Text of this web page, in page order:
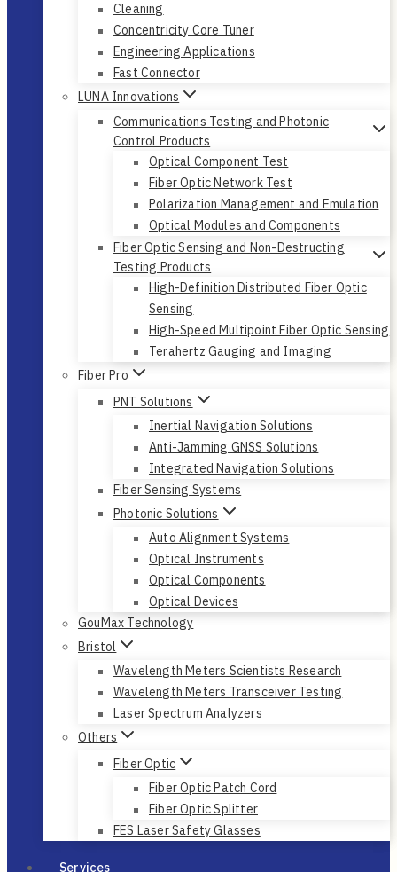
Dimension Technology
Optical Performance Testing
Bert & CDR
Tunable Light Source
Testing
Optical Loss
Automation
Fiber Endface Interferometer
3D Measurement
Insertion & Return Loss
Cleaning
Concentricity Core Tuner
Fast Connector
LUNA Innovations
Communications Testing and Photonic
Control Products
Optical Component Test
Fiber Optic Network Test
Polarization Management and Emulation
Optical Modules and Components
Fiber Optic Sensing and Non-Destructing
Testing Products
High-Definition Distributed Fiber Optic
Sensing
Terahertz Gauging and Imaging
PNT Solutions